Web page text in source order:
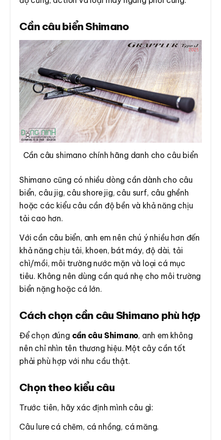
Cần câu biển Shimano
Cần câu shimano chính hãng danh cho câu biển
Shimano cũng có nhiều dòng cần dành cho câu
biển, câu jig, câu shore jig, câu surf, câu ghềnh
hoặc các kiểu câu cần độ bền và khả năng chịu
tải cao hơn.
Với cần câu biển, anh em nên chú ý nhiều hơn đến
khả năng chịu tải, khoen, bát máy, độ dài, tải
chì/mồi, môi trường nước mặn và loại cá mục
tiêu. Không nên dùng cần quá nhẹ cho môi trường
biển nặng hoặc cá lớn.
Cách chọn cần câu Shimano phù hợp
Để chọn đúng cần câu Shimano, anh em không
nên chỉ nhìn tên thương hiệu. Một cây cần tốt
phải phù hợp với nhu cầu thật.
Chọn theo kiểu câu
Trước tiên, hãy xác định mình câu gì:
Câu lure cá chẽm, cá nhồng, cá măng.